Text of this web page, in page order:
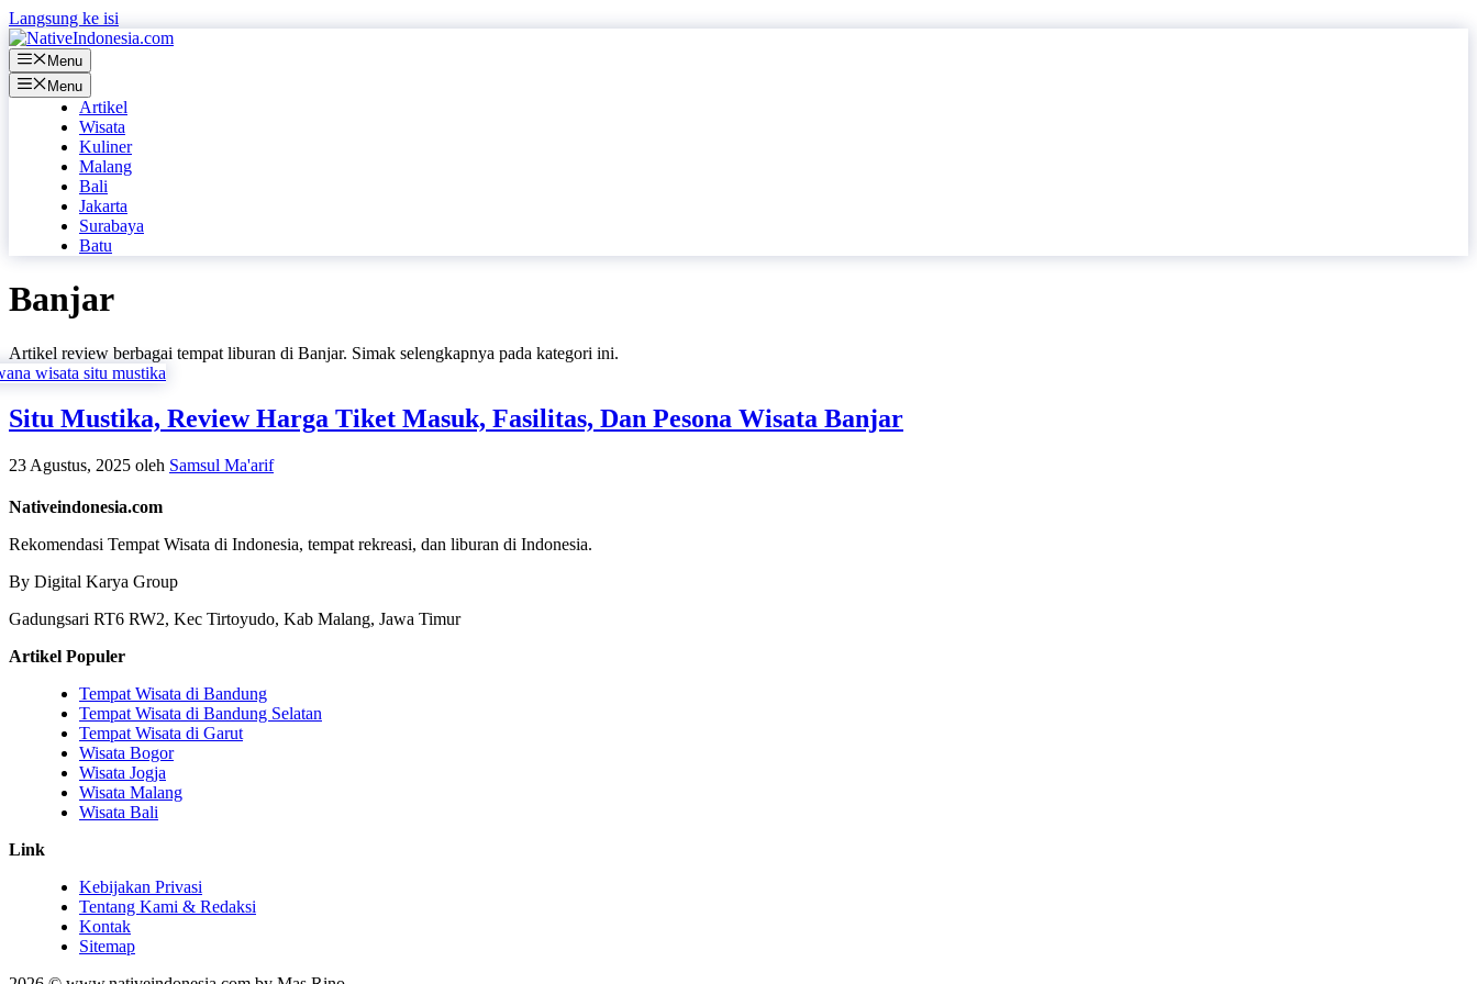
Langsung ke isi
Menu
Menu
Artikel
Wisata
Kuliner
Malang
Bali
Jakarta
Surabaya
Batu
Banjar
Artikel review berbagai tempat liburan di Banjar. Simak selengkapnya pada kategori ini.
Situ Mustika, Review Harga Tiket Masuk, Fasilitas, Dan Pesona Wisata Banjar
23 Agustus, 2025 oleh Samsul Ma'arif
Nativeindonesia.com
Rekomendasi Tempat Wisata di Indonesia, tempat rekreasi, dan liburan di Indonesia.
By Digital Karya Group
Gadungsari RT6 RW2, Kec Tirtoyudo, Kab Malang, Jawa Timur
Artikel Populer
Tempat Wisata di Bandung
Tempat Wisata di Bandung Selatan
Tempat Wisata di Garut
Wisata Bogor
Wisata Jogja
Wisata Malang
Wisata Bali
Link
Kebijakan Privasi
Tentang Kami & Redaksi
Kontak
Sitemap